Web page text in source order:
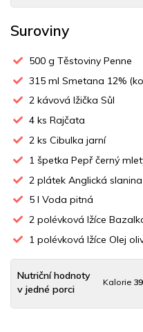
Suroviny
500 g Těstoviny Penne
315 ml Smetana 12%
2 kávová lžička Sůl
4 ks Rajčata
2 ks Cibulka jarní
1 špetka Pepř černý
2 plátek Anglická slanina
5 l Voda pitná
2 polévková lžíce
1 polévková lžíce Olej
Nutriční hodnoty
v jedné porci
Kalorie